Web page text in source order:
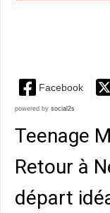
Facebook
powered by social2s
Teenage
Retour à
départ